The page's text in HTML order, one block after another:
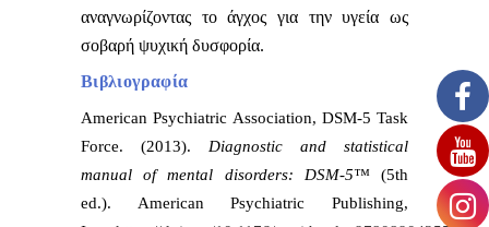
αναγνωρίζοντας το άγχος για την υγεία ως
σοβαρή ψυχική δυσφορία.
Βιβλιογραφία
American Psychiatric Association, DSM-5 Task
Force. (2013). Diagnostic and statistical
manual of mental disorders: DSM-5™(5th
ed.). American Psychiatric Publishing,